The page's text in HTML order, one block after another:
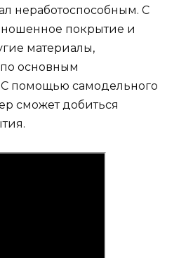
неработоспособным. С
покрытие и
материалы,
основным
С помощью самодельного
сможет добиться